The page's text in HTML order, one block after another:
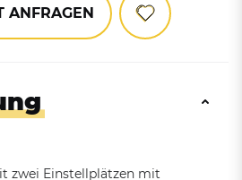
ANFRAGEN
zwei Einstellplätzen mit